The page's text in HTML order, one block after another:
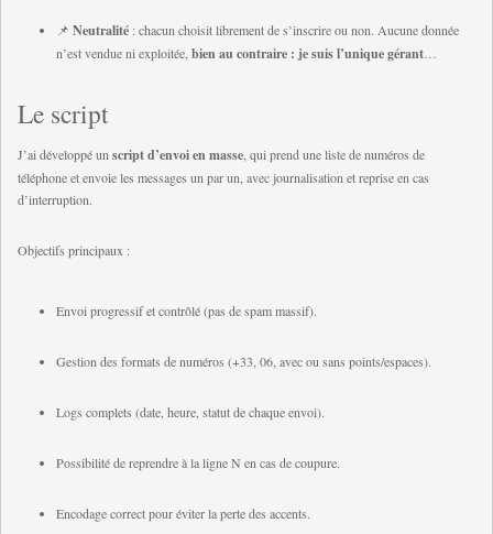
📌 Neutralité : chacun choisit librement de s’inscrire ou non. Aucune donnée
n’est vendue ni exploitée, bien au contraire : je suis l’unique gérant
Le script
J’ai développé un script d’envoi en masse , qui prend une liste de numéros de
téléphone et envoie les messages un par un, avec journalisation et reprise en cas
d’interruption.
Objectifs principaux :
Envoi progressif et contrôlé (pas de spam massif).
Gestion des formats de numéros (+33, 06, avec ou sans points/espaces).
Logs complets (date, heure, statut de chaque envoi).
Possibilité de reprendre à la ligne N en cas de coupure.
Encodage correct pour éviter la perte des accents.